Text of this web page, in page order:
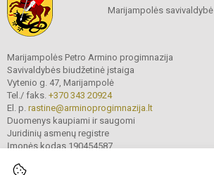
Marijampolės savivaldybė
Marijampolės Petro Armino progimnazija
Savivaldybės biudžetinė įstaiga
Vytenio g. 47, Marijampolė
Tel./ faks. +370 343 20924
El. p. rastine@arminoprogimnazija.lt
Duomenys kaupiami ir saugomi
Juridinių asmenų registre
Įmonės kodas 190454587